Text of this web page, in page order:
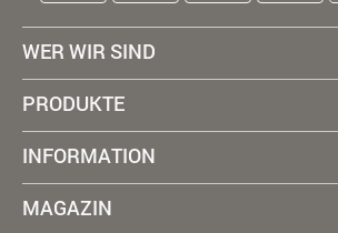
WER WIR SIND
PRODUKTE
INFORMATION
MAGAZIN